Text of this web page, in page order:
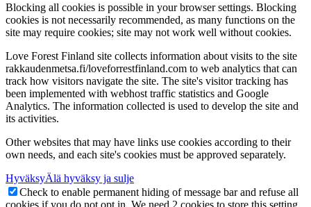
Blocking all cookies is possible in your browser settings. Blocking
cookies is not necessarily recommended, as many functions on the
site may require cookies; site may not work well without cookies.
Love Forest Finland site collects information about visits to the site
rakkaudenmetsa.fi/loveforrestfinland.com to web analytics that can
track how visitors navigate the site. The site's visitor tracking has
been implemented with webhost traffic statistics and Google
Analytics. The information collected is used to develop the site and
its activities.
Other websites that may have links use cookies according to their
own needs, and each site's cookies must be approved separately.
HyväksyÄlä hyväksy ja sulje
Check to enable permanent hiding of message bar and refuse all
cookies if you do not opt in. We need 2 cookies to store this setting.